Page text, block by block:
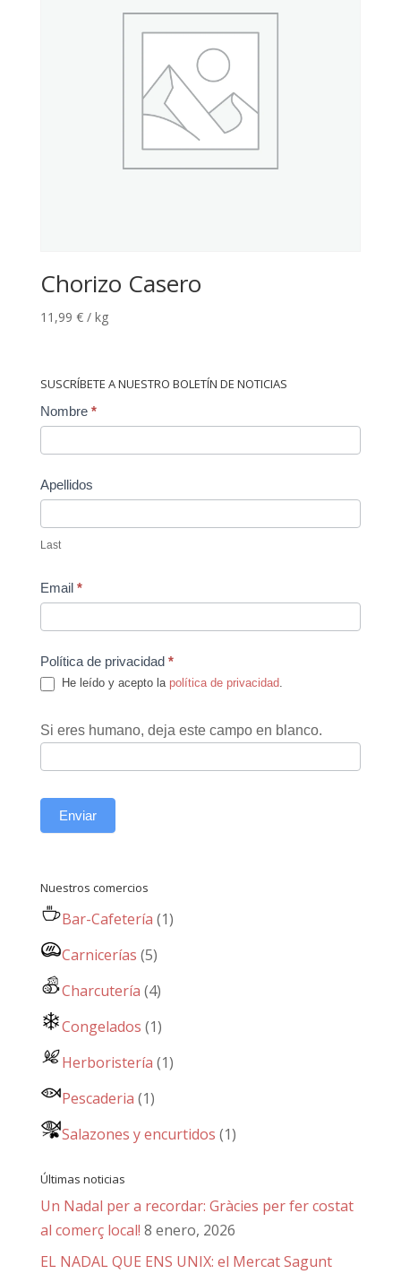
Chorizo Casero
11,99 € / kg
SUSCRÍBETE A NUESTRO BOLETÍN DE NOTICIAS
Contact
Nombre *
Apellidos
Last
Email *
Política de privacidad *
He leído y acepto la política de privacidad
Si eres humano, deja este campo en blanco.
Enviar
Nuestros comercios
Bar-Cafetería (1)
Carnicerías (5)
Charcutería (4)
Congelados (1)
Herboristería (1)
Pescaderia (1)
Salazones y encurtidos (1)
Últimas noticias
Un Nadal per a recordar: Gràcies per fer costat
al comerç local! 8 enero, 2026
EL NADAL QUE ENS UNIX: el Mercat Sagunt